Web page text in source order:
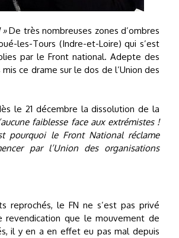
De très nombreuses zones d’ombres
les-Tours (Indre-et-Loire) qui s’est
par le Front national. Adepte des
ce drame sur le dos de l’Union des
le 21 décembre la dissolution de la
faiblesse face aux extrémistes !
pourquoi le Front National réclame
par l’Union des organisations
reprochés, le FN ne s’est pas privé
revendication que le mouvement de
il y en a en effet eu pas mal depuis